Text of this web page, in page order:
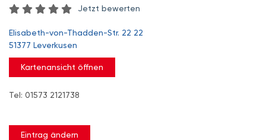
Jetzt bewerten
Elisabeth-von-Thadden-Str. 22 22
51377 Leverkusen
Kartenansicht öffnen
Tel: 01573 2121738
Eintrag ändern